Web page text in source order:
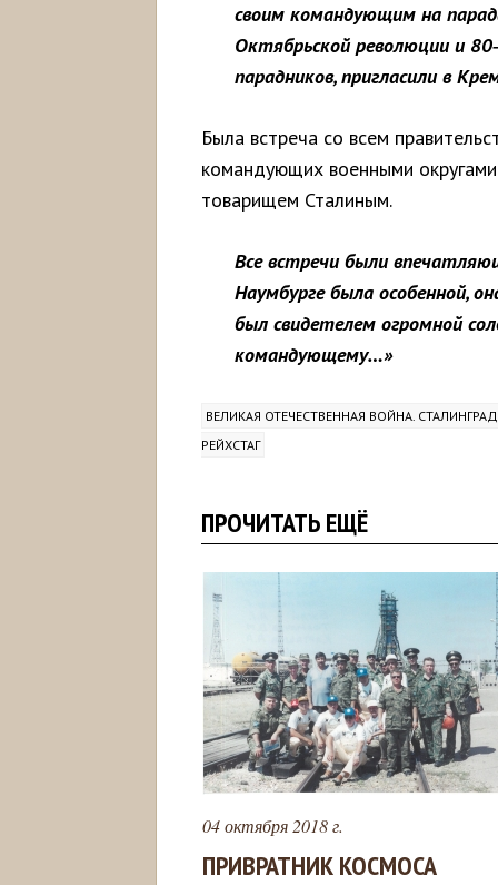
своим командующим на
Октябрьскойреволюциии 80‑
парадников,пригласилив
Была встреча со всем
командующих военными
товарищем Сталиным.
Все встречи были
Наумбурге была особенной,
был свидетелем огромной
командующему…»
ВЕЛИКАЯ ОТЕЧЕСТВЕННАЯ ВОЙНА.
РЕЙХСТАГ
ПРОЧИТАТЬ ЕЩЁ
04 октября 2018 г.
ПРИВРАТНИК КОСМОСА